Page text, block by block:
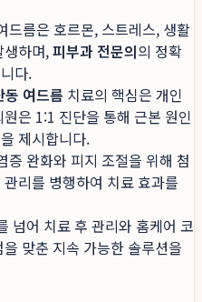
드름은 호르몬, 스트레스, 생활
생하며,피부과 전문의의 정확
다.
동 여드름 치료의 핵심은 개인
은 1:1 진단을 통해 근본 원인
제시합니다.
증 완화와 피지 조절을 위해 첨
리를 병행하여 치료 효과를
넘어 치료 후 관리와 홈케어 코
을 맞춘 지속 가능한 솔루션을